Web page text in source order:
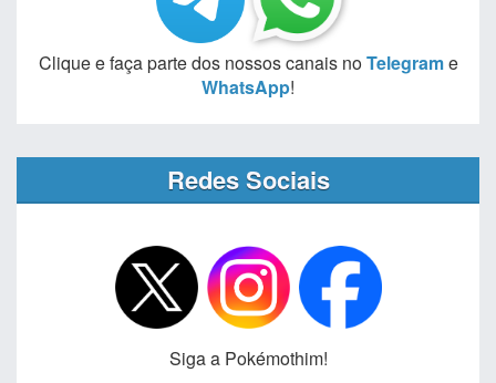
Clique e faça parte dos nossos canais noTelegrame
WhatsApp!
Redes Sociais
Siga a Pokémothim!